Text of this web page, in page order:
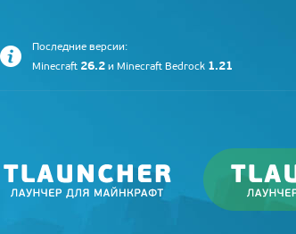
Последние версии:
Minecraft 26.2 и Minecraft Bedrock 1.21